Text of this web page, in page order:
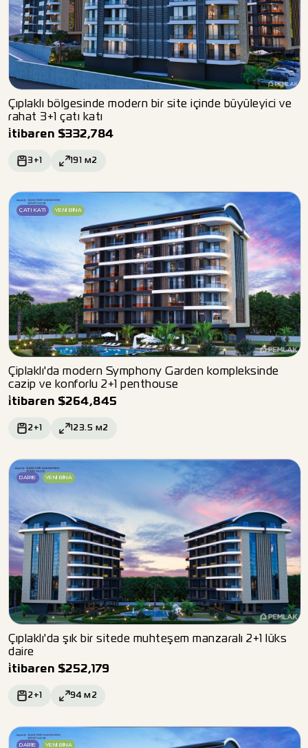
Çıplaklı bölgesinde modern bir site içinde büyüleyici ve
rahat 3+1 çatı katı
i̇tibaren $332,784
3+1 191 м2
ÇATI KATI YENI BINA
Çiplaklı'da modern Symphony Garden kompleksinde
cazip ve konforlu 2+1 penthouse
i̇tibaren $264,845
2+1 123.5 м2
DAIRE YENI BINA
Çıplaklı'da şık bir sitede muhteşem manzaralı 2+1 lüks
daire
i̇tibaren $252,179
2+1 94м2
DAIRE YENI BINA